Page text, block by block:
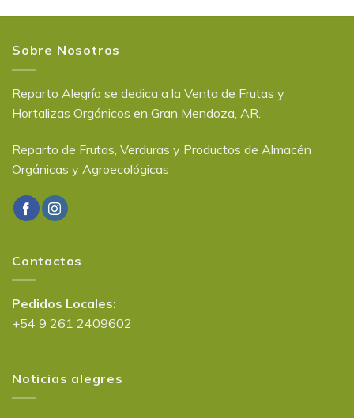
Sobre Nosotros
Reparto Alegría se dedica a la Venta de Frutas y
Hortalizas Orgánicos en Gran Mendoza, AR.
Reparto de Frutas, Verduras y Productos de Almacén
Orgánicas y Agroecológicas
Contactos
Pedidos Locales:
+54 9 261 2409602
Noticias alegres